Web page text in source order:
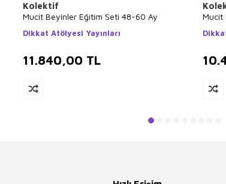
Kolektif
Mucit Beyinler Eğitim Seti 48-60 Ay
Dikkat Atölyesi Yayınları
11.840,00 TL
Mucit